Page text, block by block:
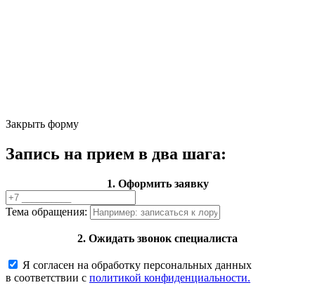
Закрыть форму
Запись на прием в два шага:
1. Оформить заявку
Тема обращения:
2. Ожидать звонок специалиста
Я согласен на обработку персональных данных
в соответствии с политикой конфиденциальности.